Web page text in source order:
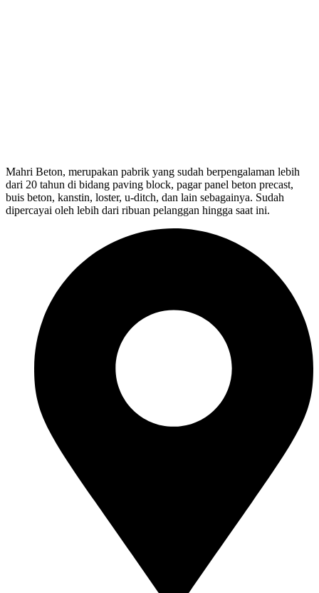
Mahri Beton, merupakan pabrik yang sudah berpengalaman lebih
dari 20 tahun di bidang paving block, pagar panel beton precast,
buis beton, kanstin, loster, u-ditch, dan lain sebagainya. Sudah
dipercayai oleh lebih dari ribuan pelanggan hingga saat ini.